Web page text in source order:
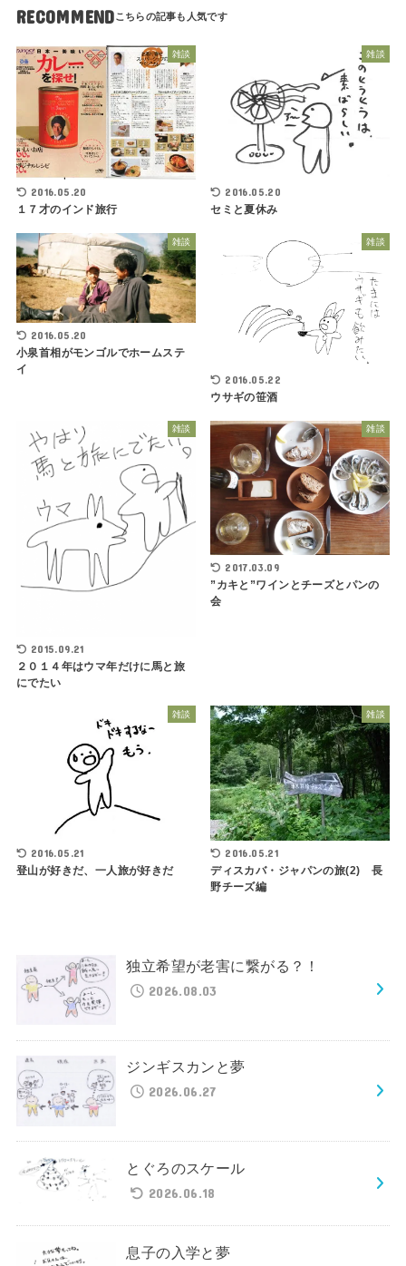
RECOMMEND
雑談
2016.05.20
１７才のインド旅行
雑談
2016.05.20
セミと夏休み
雑談
2016.05.20
小泉首相がモンゴルでホームステ
イ
雑談
2016.05.22
ウサギの笹酒
雑談
2015.09.21
２０１４年はウマ年だけに馬と旅
にでたい
雑談
2017.03.09
”カキと”ワインとチーズとパンの
会
雑談
2016.05.21
登山が好きだ、一人旅が好きだ
雑談
2016.05.21
ディスカバ・ジャパンの旅(2) 長
野チーズ編
独立希望が老害に繋がる？！
2026.08.03
ジンギスカンと夢
2026.06.27
とぐろのスケール
2026.06.18
息子の入学と夢